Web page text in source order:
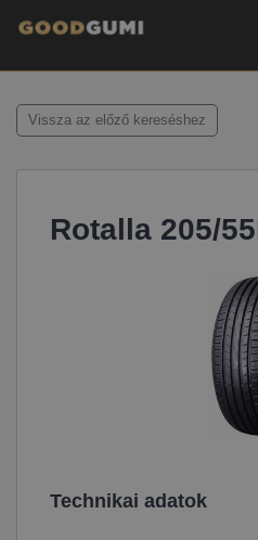
Vissza az előző kereséshez
Rotalla 205/
Technikai adatok